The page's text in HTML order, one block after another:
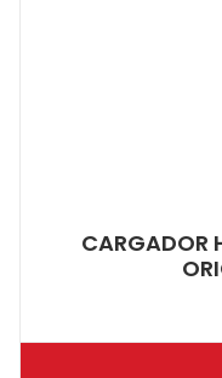
CARGADOR